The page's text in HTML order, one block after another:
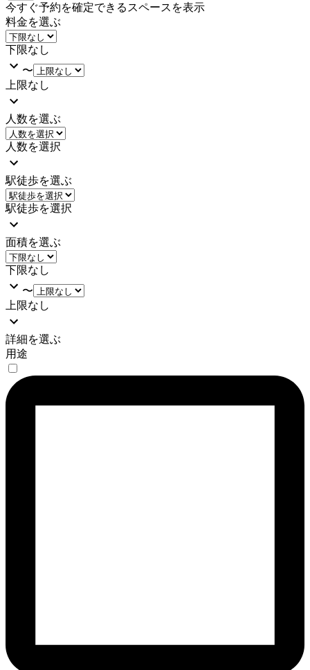
今すぐ予約を確定できるスペースを表示
料金を選ぶ
下限なし
〜
上限なし
人数を選ぶ
人数を選択
駅徒歩を選ぶ
駅徒歩を選択
面積を選ぶ
下限なし
〜
上限なし
詳細を選ぶ
用途